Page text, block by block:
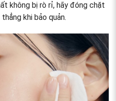
không bị rò rỉ, hãy đóng chặt
khi bảo quản.